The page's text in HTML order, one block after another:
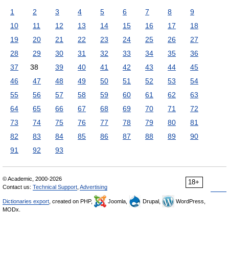
1 2 3 4 5 6 7 8
9
10
11 12 13 14 15 16 17
18
19
20 21 22 23 24 25 26
27
28
29 30 31 32 33 34 35
36
37
38 39 40 41 42 43 44
45
46
47 48 49 50 51 52 53
54
55
56 57 58 59 60 61 62
63
64
65 66 67 68 69 70 71
72
73
74 75 76 77 78 79 80
81
82
83 84 85 86 87 88 89
90
91
92 93
18+
© Academic, 2000-2026
Contact us: Technical Support Advertising
Dictionaries export , created on PHP, Joomla, Drupal,
WordPress,
MODx.